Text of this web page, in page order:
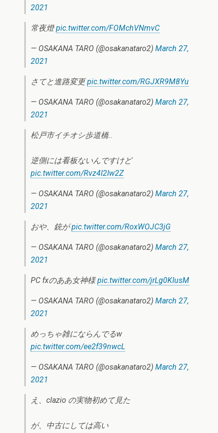
2021
常夜燈pic.twitter.com/FOMchVNmvC
— OSAKANA TARO (@osakanataro2) March 27,
2021
さてと進路変更pic.twitter.com/RGJXR9M8Yu
— OSAKANA TARO (@osakanataro2) March 27,
2021
松戸市イチオシ歩道橋..
逆側には看板ないんですけど
pic.twitter.com/Rvz4I2Iw2Z
— OSAKANA TARO (@osakanataro2) March 27,
2021
おや、銃がpic.twitter.com/RoxWOJC3jG
— OSAKANA TARO (@osakanataro2) March 27,
2021
PC fxのああ女神様pic.twitter.com/jrLg0KIusM
— OSAKANA TARO (@osakanataro2) March 27,
2021
めっちゃ雑にならんでるw
pic.twitter.com/ee2f39nwcL
— OSAKANA TARO (@osakanataro2) March 27,
2021
え、clazio の実物初めて見た
が、中古にしては高い